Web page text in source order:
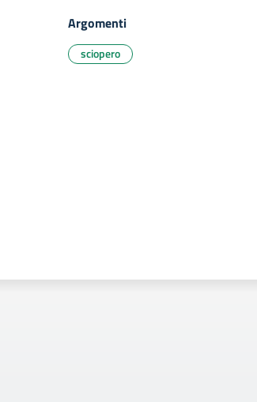
Argomenti
sciopero